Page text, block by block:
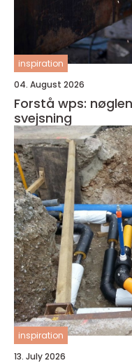
inspiration
04. August 2026
Forstå wps:
svejsning
inspiration
13. July 2026